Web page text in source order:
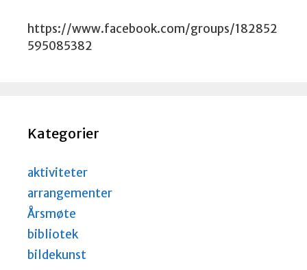
https://www.facebook.com/groups/182852
595085382
Kategorier
aktiviteter
arrangementer
Årsmøte
bibliotek
bildekunst